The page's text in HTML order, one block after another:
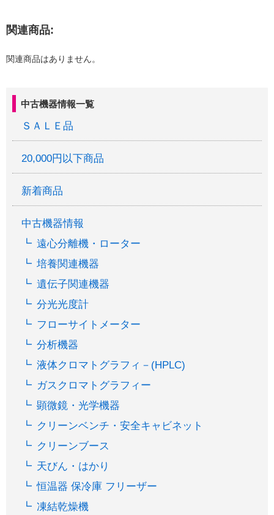
中古機器情報一覧
ＳＡＬＥ品
20,000円以下商品
新着商品
中古機器情報
遠心分離機・ローター
培養関連機器
遺伝子関連機器
分光光度計
フローサイトメーター
分析機器
液体クロマトグラフィ－(HPLC)
ガスクロマトグラフィー
顕微鏡・光学機器
クリーンベンチ・安全キャビネット
クリーンブース
天びん・はかり
恒温器 保冷庫 フリーザー
凍結乾燥機
関連商品:
関連商品はありません。